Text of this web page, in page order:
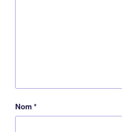
Nom*